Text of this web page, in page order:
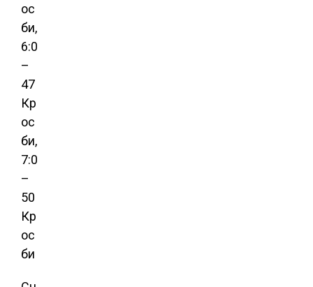
ос
би,
6:0
–
47
Кр
ос
би,
7:0
–
50
Кр
ос
би